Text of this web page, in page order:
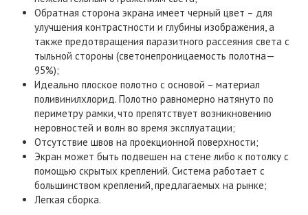
Обратная сторона экрана имеет черный цвет – для
улучшения контрастности и глубины изображения, а
также предотвращения паразитного рассеяния света с
тыльной стороны (светонепроницаемость полотна—
95%);
Идеально плоское полотно с основой – материал
поливинилхлорид. Полотно равномерно натянуто по
периметру рамки, что препятствует возникновению
неровностей и волн во время эксплуатации;
Отсутствие швов на проекционной поверхности;
Экран может быть подвешен на стене либо к потолку с
помощью скрытых креплений. Система работает с
большинством креплений, предлагаемых на рынке;
Легкая сборка.